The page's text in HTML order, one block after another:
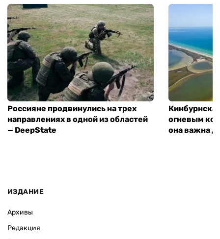
Россияне продвинулись на трех
направлениях в одной из областей
— DeepState
огневым
она важна
ИЗДАНИЕ
Архивы
Редакция